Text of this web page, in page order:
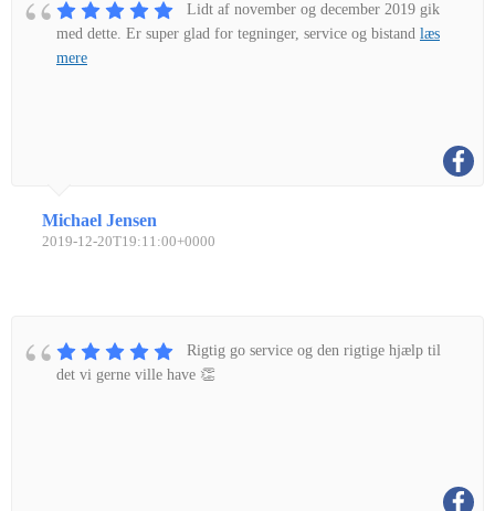
Lidt af november og december 2019 gik
med dette. Er super glad for tegninger, service og bistand læs
mere
Michael Jensen
2019-12-20T19:11:00+0000
Rigtig go service og den rigtige hjælp til
det vi gerne ville have 👏